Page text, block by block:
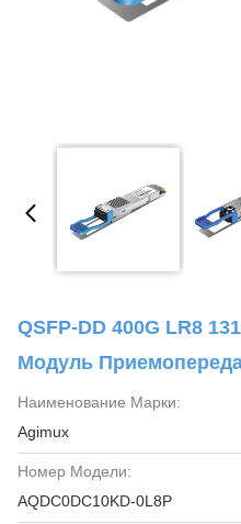
QSFP-DD 400G LR8
Модуль
Наименование Марки:
Agimux
Номер Модели:
AQDC0DC10KD-0L8P